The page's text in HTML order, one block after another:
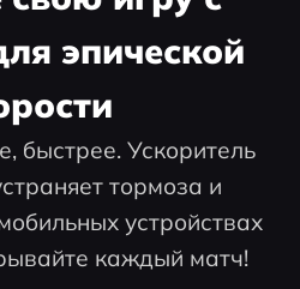
эпической
быстрее. Ускоритель
тормоза и
устройствах
каждый матч!